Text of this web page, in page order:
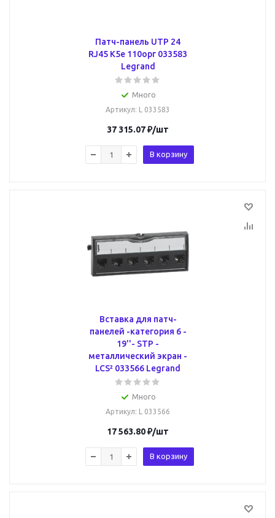
Патч-панель UTP 24
RJ45 К5е 110орг 033583
Legrand
Много
Артикул: L 033583
37 315.07₽/шт
В корзину
Вставка для патч-
панелей -категория 6 -
19''- STP -
металлический экран -
LCS² 033566 Legrand
Много
Артикул: L 033566
17 563.80₽/шт
В корзину